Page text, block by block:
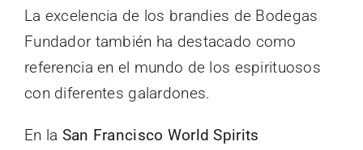
La excelencia de los brandies de Bodegas
Fundador también ha destacado como
referencia en el mundo de los espirituosos
con diferentes galardones.
En la San Francisco World Spirits